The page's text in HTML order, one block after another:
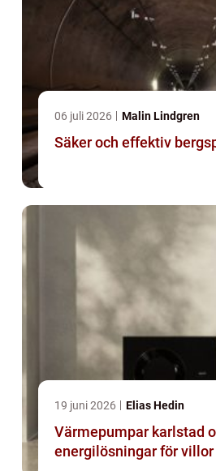
06 juli 2026 Malin Lindgren
Säker och effektiv
19 juni 2026 Elias Hedin
Värmepumpar karlstad
energilösningar för villor